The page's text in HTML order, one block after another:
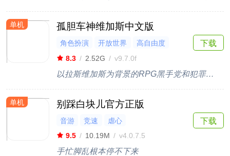
单机 孤胆车神维加斯中文版
角色扮演 开放世界
高自由度
3D
射击
8.3 / 2.52G / v9.7.0f
以拉斯维加斯为背景的RPG黑手党和犯罪在线游戏
下载
单机 别踩白块儿官方正版
音游 竞速
虐心
9.5 / 10.19M / v4.0.7.5
手忙脚乱根本停不下来
下载